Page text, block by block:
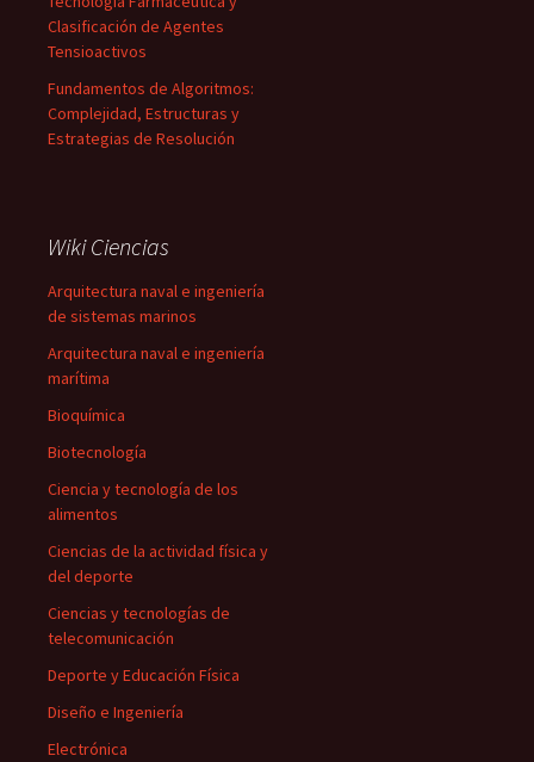
Clasificación de Agentes
Tensioactivos
Fundamentos de Algoritmos:
Complejidad, Estructuras y
Estrategias de Resolución
Wiki Ciencias
Arquitectura naval e ingeniería
de sistemas marinos
Arquitectura naval e ingeniería
marítima
Bioquímica
Biotecnología
Ciencia y tecnología de los
alimentos
Ciencias de la actividad física y
del deporte
Ciencias y tecnologías de
telecomunicación
Deporte y Educación Física
Diseño e Ingeniería
Electrónica